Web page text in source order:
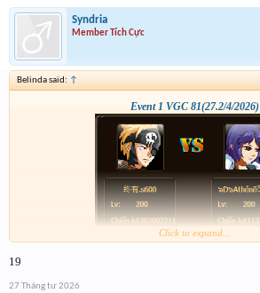
Syndria
Member Tích Cực
Belinda said: ↑
Event 1 VGC 81(27.2/4/2026)
Click to expand...
19
27 Tháng tư 2026